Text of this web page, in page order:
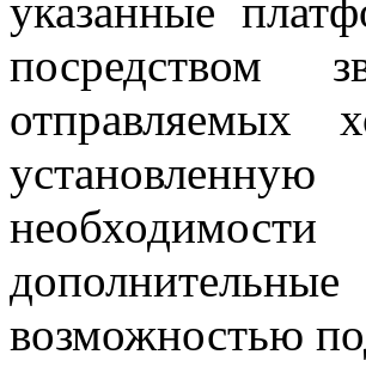
указанные
посредством
отправляемых
возможностью